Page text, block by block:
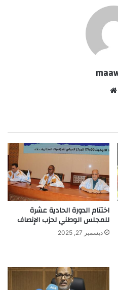
اختتام الدورة الحادية عشرة
للمجلس الوطني لحزب الإنصاف
ديسمبر 27, 2025